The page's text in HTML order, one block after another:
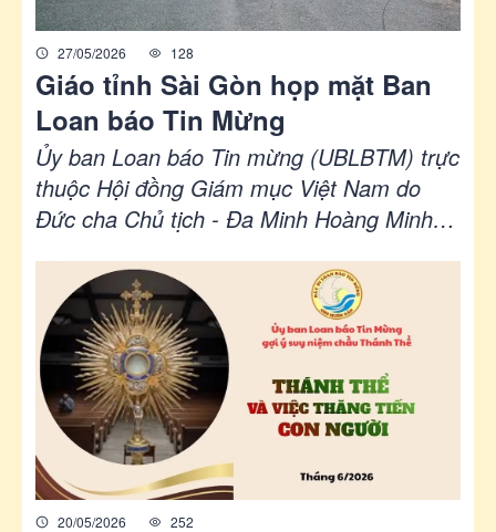
27/05/2026 128
Giáo tỉnh Sài Gòn họp mặt Ban
Loan báo Tin Mừng
Ủy ban Loan báo Tin mừng (UBLBTM) trực
thuộc Hội đồng Giám mục Việt Nam do
Đức cha Chủ tịch - Đa Minh Hoàng Minh
mừng (LBTM) Giáo tỉnh Sài Gòn, diễn ra
trong ba ngày 20-22/5/2026, tại nhà Hành
hương Đức Mẹ Bãi Dâu - Vũng Tàu, với
chủ đề "Cùng nhau xây dựng kế hoạch đào
luyện môn đệ thừa sai cho Thiếu nhi -
người Trẻ tại Việt Nam hôm nay".
20/05/2026 252